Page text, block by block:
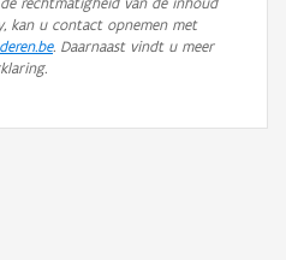
kan u contact opnemen met
. Daarnaast vindt u meer